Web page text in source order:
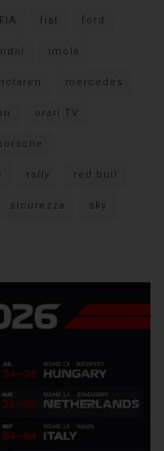
FIA fiat ford
imola
mercedes
orari TV
rally red bull
sicurezza sky